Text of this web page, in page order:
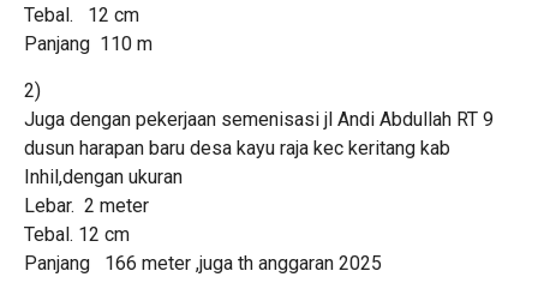
Tebal. 12 cm
Panjang 110 m
2)
Juga dengan pekerjaan semenisasi jl Andi Abdullah RT 9
dusun harapan baru desa kayu raja kec keritang kab
Inhil,dengan ukuran
Lebar. 2 meter
Tebal. 12 cm
Panjang 166 meter ,juga th anggaran 2025